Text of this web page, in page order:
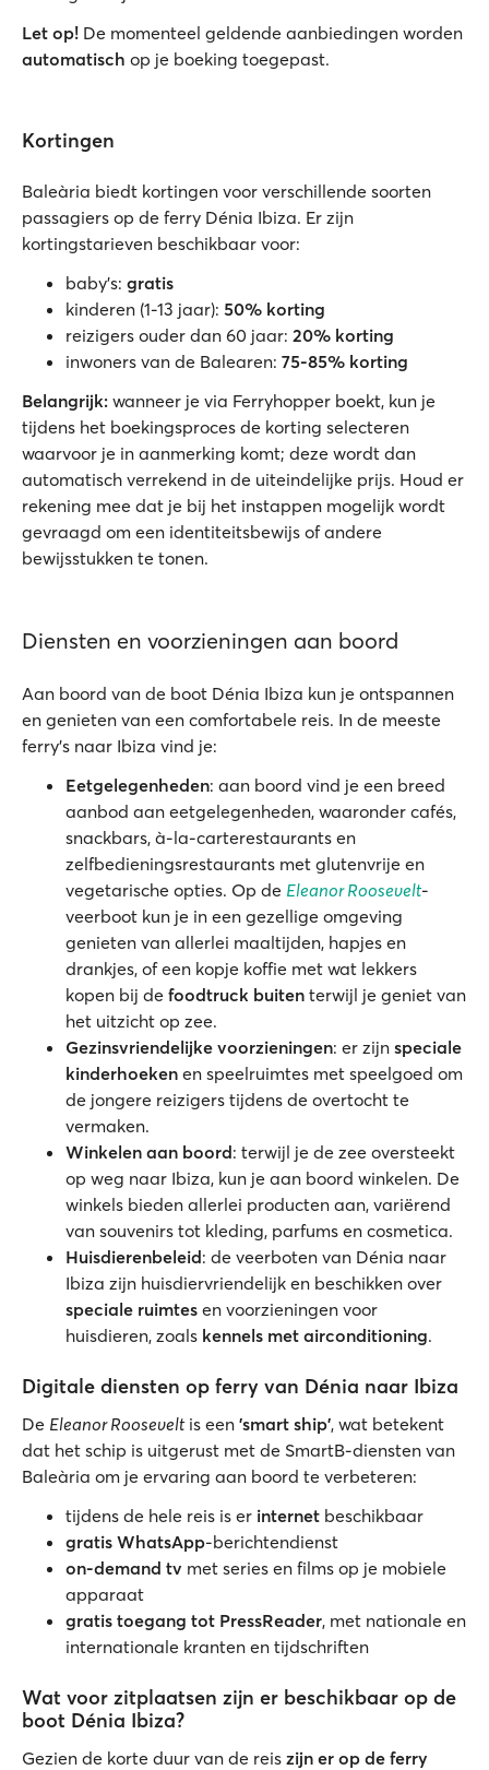
Let op! De momenteel geldende aanbiedingen worden
automatisch op je boeking toegepast.
Kortingen
Baleària biedt kortingen voor verschillende soorten
passagiers op de ferry Dénia Ibiza. Er zijn
kortingstarieven beschikbaar voor:
baby’s: gratis
kinderen (1-13 jaar): 50% korting
reizigers ouder dan 60 jaar: 20% korting
inwoners van de Balearen: 75-85% korting
Belangrijk: wanneer je via Ferryhopper boekt, kun je
tijdens het boekingsproces de korting selecteren
waarvoor je in aanmerking komt; deze wordt dan
automatisch verrekend in de uiteindelijke prijs. Houd er
rekening mee dat je bij het instappen mogelijk wordt
gevraagd om een identiteitsbewijs of andere
bewijsstukken te tonen.
Diensten en voorzieningen aan boord
Aan boord van de boot Dénia Ibiza kun je ontspannen
en genieten van een comfortabele reis. In de meeste
ferry's naar Ibiza vind je:
Eetgelegenheden: aan boord vind je een breed
aanbod aan eetgelegenheden, waaronder cafés,
snackbars, à-la-carterestaurants en
zelfbedieningsrestaurants met glutenvrije en
vegetarische opties. Op de Eleanor Roosevelt-
veerboot kun je in een gezellige omgeving
genieten van allerlei maaltijden, hapjes en
drankjes, of een kopje koffie met wat lekkers
kopen bij de foodtruck buiten terwijl je geniet van
het uitzicht op zee.
Gezinsvriendelijke voorzieningen: er zijn speciale
kinderhoeken en speelruimtes met speelgoed om
de jongere reizigers tijdens de overtocht te
vermaken.
Winkelen aan boord: terwijl je de zee oversteekt
op weg naar Ibiza, kun je aan boord winkelen. De
winkels bieden allerlei producten aan, variërend
van souvenirs tot kleding, parfums en cosmetica.
Huisdierenbeleid: de veerboten van Dénia naar
Ibiza zijn huisdiervriendelijk en beschikken over
speciale ruimtes en voorzieningen voor
huisdieren, zoals kennels met airconditioning.
Digitale diensten op ferry van Dénia naar Ibiza
De Eleanor Rooseveltis een 'smart ship', wat betekent
dat het schip is uitgerust met de SmartB-diensten van
Baleària om je ervaring aan boord te verbeteren:
tijdens de hele reis is er internet beschikbaar
gratis WhatsApp-berichtendienst
on-demand tv met series en films op je mobiele
apparaat
gratis toegang tot PressReader, met nationale en
internationale kranten en tijdschriften
Wat voor zitplaatsen zijn er beschikbaar op de
boot Dénia Ibiza?
Gezien de korte duur van de reis zijn er op de ferry